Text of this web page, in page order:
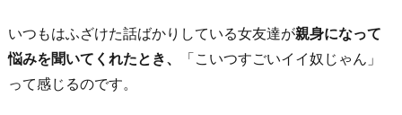
いつもはふざけた話ばかりしている女友達が親身になって
悩みを聞いてくれたとき、
「こいつすごいイイ奴じゃん」
って感じるのです。